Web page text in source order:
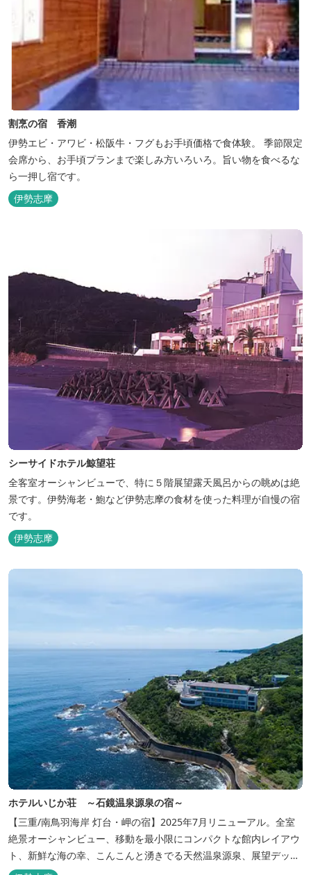
割烹の宿 香潮
伊勢エビ・アワビ・松阪牛・フグもお手頃価格で食体験。 季節限定
会席から、お手頃プランまで楽しみ方いろいろ。旨い物を食べるな
ら一押し宿です。
伊勢志摩
シーサイドホテル鯨望荘
全客室オーシャンビューで、特に５階展望露天風呂からの眺めは絶
景です。伊勢海老・鮑など伊勢志摩の食材を使った料理が自慢の宿
です。
伊勢志摩
ホテルいじか荘 ～石鏡温泉源泉の宿～
【三重/南鳥羽海岸 灯台・岬の宿】2025年7月リニューアル。全室
絶景オーシャンビュー、移動を最小限にコンパクトな館内レイアウ
ト、新鮮な海の幸、こんこんと湧きでる天然温泉源泉、展望デッ
キ〜いじか灯台テラス〜からの眺望が自慢のリトリートホテル。